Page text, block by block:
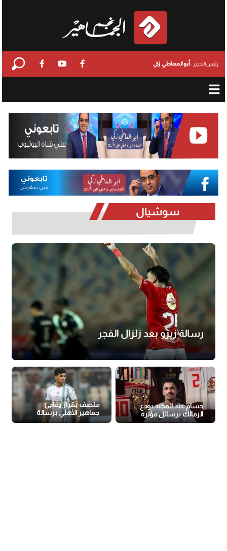
رئيس التحرير : أبو المعاطي زكي
سوشيال
رسالة زيزو بعد زلزال الفجر
حسام عبد المجيد يودع
الزمالك برسائل مؤثرة
منصف بقرار يفاجئ
جماهير الأهلي برسالة
جديدة